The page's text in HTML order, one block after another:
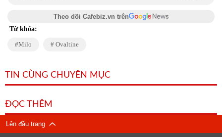
Theo dõi Cafebiz.vn trên
Từ khóa:
Milo Ovaltine
TIN CÙNG CHUYÊN MỤC
ĐỌC THÊM
Lên đầu trang